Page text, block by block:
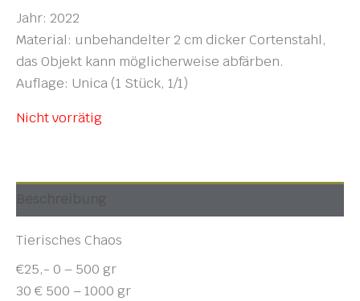
Jahr: 2022
Material: unbehandelter 2 cm dicker Cortenstahl,
das Objekt kann möglicherweise abfärben.
Auflage: Unica (1 Stück, 1/1)
Nicht vorrätig
Tierisches Chaos
€25,- 0 – 500 gr
30 € 500 – 1000 gr